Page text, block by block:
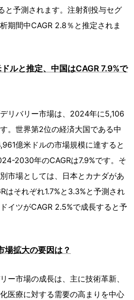
と予測されます。注射剤投与セグ
期間中CAGR 2.8％と推定されま
ルと推定、中国はCAGR 7.9%で
リバリー市場は、2024年に5,106
。世界第2位の経済大国である中
億米ドルの市場規模に達すると
2030年のCAGRは7.9%です。そ
市場としては、日本とカナダがあ
はそれぞれ1.7%と3.3%と予測され
イツがCAGR 2.5%で成長すると予
場拡大の要因は？
ー市場の成長は、主に技術革新、
医療に対する需要の高まりを中心